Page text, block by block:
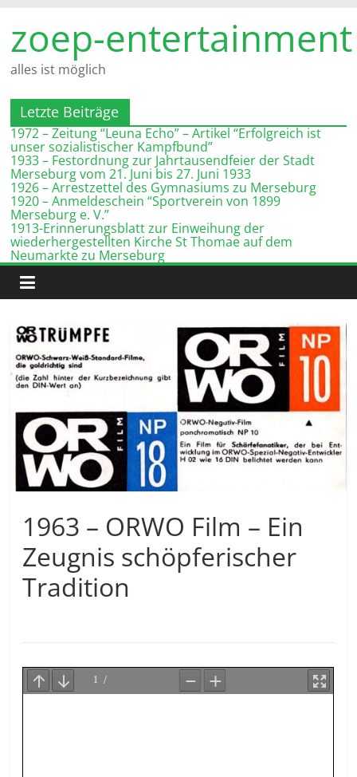
Inhalt
springen
zoep-entertainment
alles ist möglich
Letzte Beiträge
1972 – Zeitung “Leuna Echo” – Artikel “Erfolgreich ist
unser sozialistischer Kampfbund”
1933 – Festordnung zur Jahrtausendfeier der Stadt
Merseburg vom 21. Juni bis 27. Juni 1933
1926 – Arrestzettel des Gymnasiums zu Merseburg
1920 – Anmeldeschein “Sportverein von 1899
Merseburg e. V.”
1913-Erinnerungsblatt zur Einweihung der
wiederhergestellten Kirche St Thomae auf dem
Neumarkte zu Merseburg
1963 – ORWO Film – Ein
Zeugnis schöpferischer
Tradition